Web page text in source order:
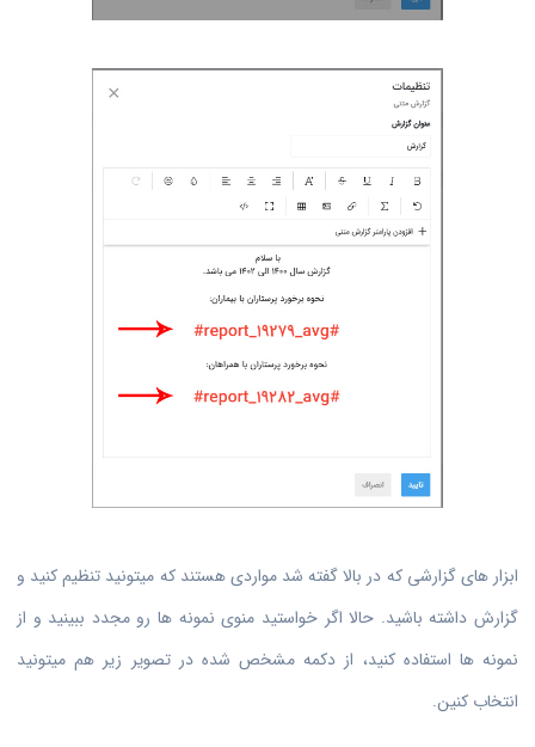
ابزار های گزارشی که در بالا گفته شد مواردی هستند که میتونید تنظیم کنید و
گزارش داشته باشید. حالا اگر خواستید منوی نمونه ها رو مجدد ببینید و از
نمونه ها استفاده کنید، از دکمه مشخص شده در تصویر زیر هم میتونید
انتخاب کنین.